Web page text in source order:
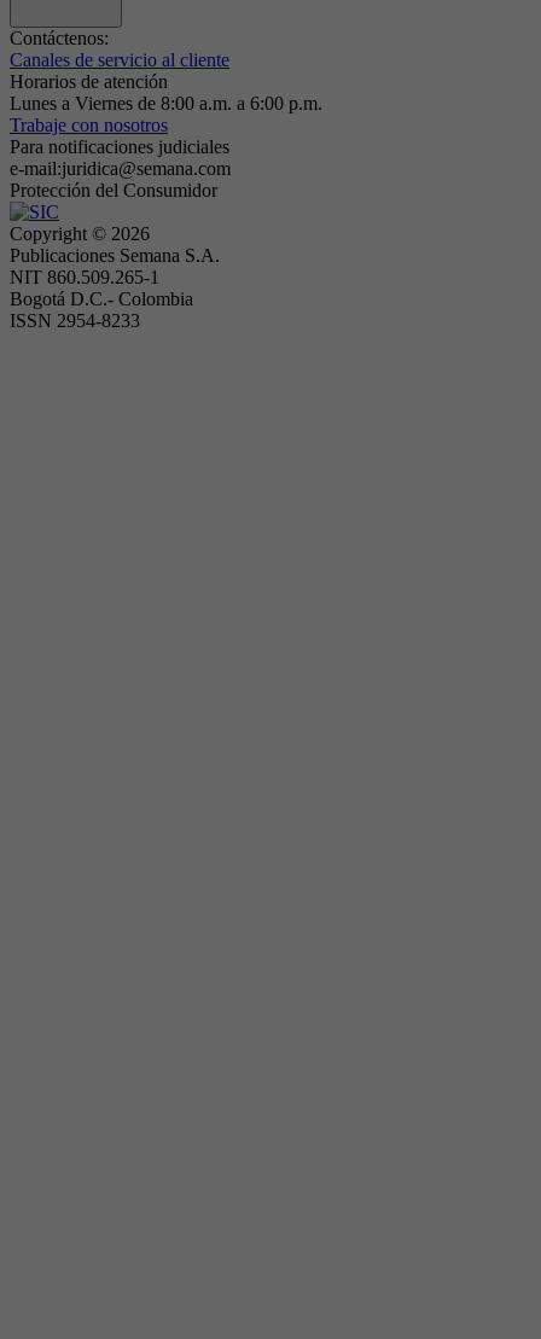
Contáctenos:
Canales de servicio al cliente
Horarios de atención
Lunes a Viernes de 8:00 a.m. a 6:00 p.m.
Trabaje con nosotros
Para notificaciones judiciales
e-mail:juridica@semana.com
Protección del Consumidor
Copyright © 2026
Publicaciones Semana S.A.
NIT 860.509.265-1
Bogotá D.C.- Colombia
ISSN 2954-8233